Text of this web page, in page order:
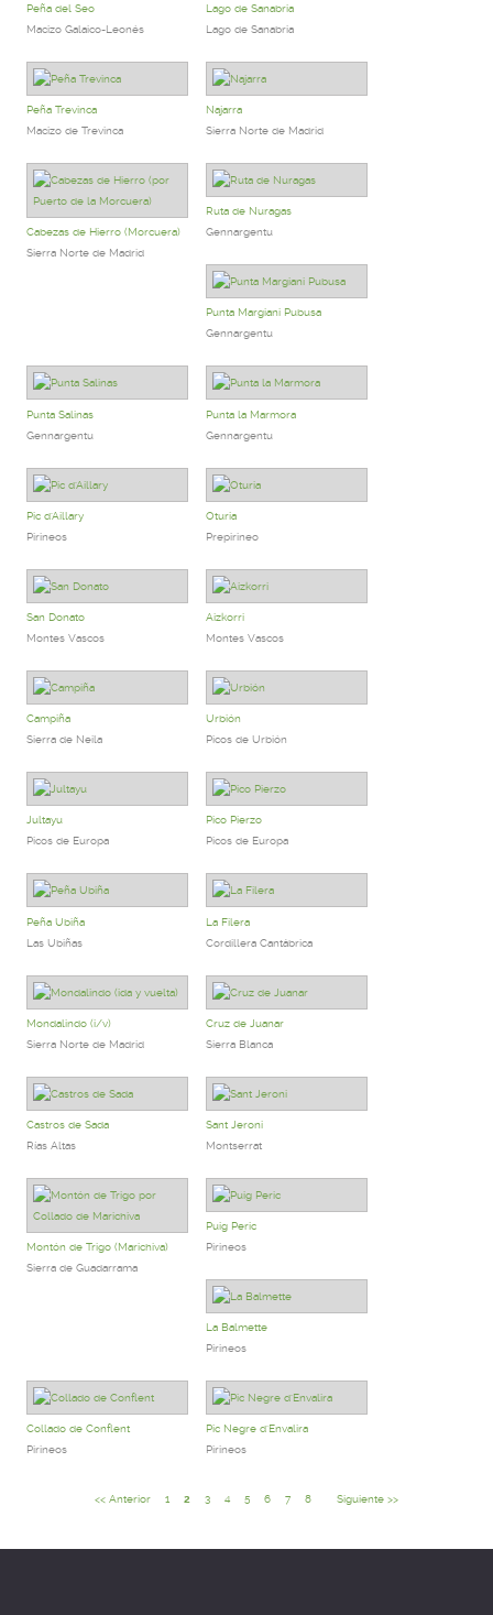
Peña del Seo
Macizo Galaico-Leonés
Lago de Sanabria
Lago de Sanabria
Peña Trevinca
Macizo de Trevinca
Najarra
Sierra Norte de Madrid
Cabezas de Hierro (Morcuera)
Sierra Norte de Madrid
Ruta de Nuragas
Gennargentu
Punta Margiani Pubusa
Gennargentu
Punta Salinas
Gennargentu
Punta la Marmora
Gennargentu
Pic d'Aillary
Pirineos
Oturia
Prepirineo
San Donato
Montes Vascos
Aizkorri
Montes Vascos
Campiña
Sierra de Neila
Urbión
Picos de Urbión
Jultayu
Picos de Europa
Pico Pierzo
Picos de Europa
Peña Ubiña
Las Ubiñas
La Filera
Cordillera Cantábrica
Mondalindo (i/v)
Sierra Norte de Madrid
Cruz de Juanar
Sierra Blanca
Castros de Sada
Rías Altas
Sant Jeroni
Montserrat
Montón de Trigo (Marichiva)
Sierra de Guadarrama
Puig Peric
Pirineos
La Balmette
Pirineos
Collado de Conflent
Pirineos
Pic Negre d'Envalira
Pirineos
<< Anterior 1 2 3 4 5 6 7 8 Siguiente >>